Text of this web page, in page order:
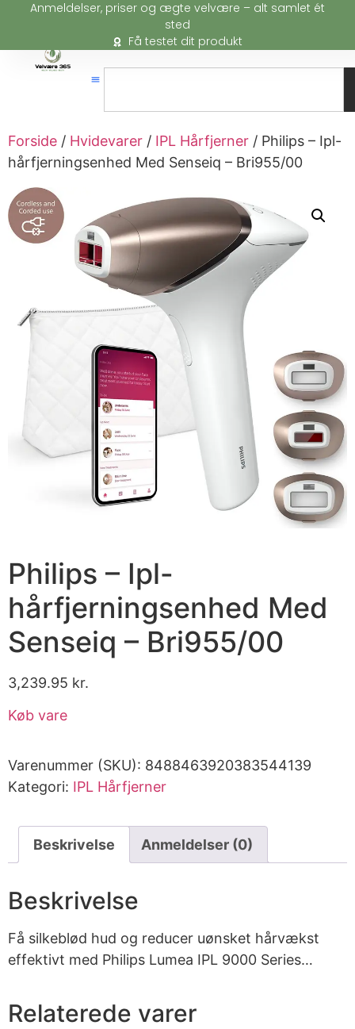
Anmeldelser, priser og ægte velvære – alt samlet ét
sted
Få testet dit produkt
Forside / Hvidevarer / IPL Hårfjerner / Philips – Ipl-
hårfjerningsenhed Med Senseiq – Bri955/00
Philips – Ipl-
hårfjerningsenhed Med
Senseiq – Bri955/00
3,239.95 kr.
Køb vare
Varenummer (SKU): 8488463920383544139
Kategori: IPL Hårfjerner
Beskrivelse Anmeldelser (0)
Beskrivelse
Få silkeblød hud og reducer uønsket hårvækst
effektivt med Philips Lumea IPL 9000 Series…
Relaterede varer